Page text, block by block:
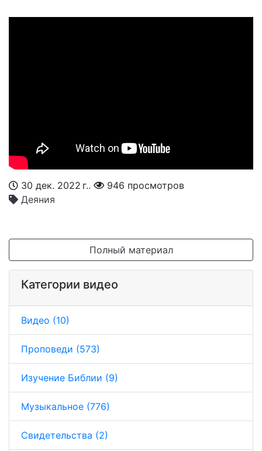
30 дек. 2022 г..
946 просмотров
Деяния
Полный материал
Категории видео
Видео (10)
Проповеди (573)
Изучение Библии (9)
Музыкальное (776)
Свидетельства (2)